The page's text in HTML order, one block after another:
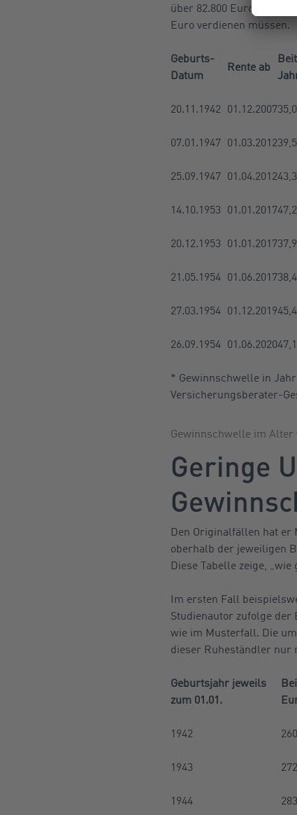
über 82.800 Euro, 2019
Euro verdienen müssen.
Gewinnschwelle im Alter
Geburts-
Datum
Rente ab
* Gewinnschwelle in
Versicherungsberater-
20.11.1942 01.12.2007
07.01.1947 01.03.2012
25.09.1947 01.04.2012
14.10.1953 01.01.2017
20.12.1953 01.01.2017
21.05.1954 01.06.2017
27.03.1954 01.12.2019
26.09.1954 01.06.2020
Geringe
Den Originalfällen hat er
oberhalb der jeweiligen
Diese Tabelle zeige,
Im ersten Fall
Studienautor zufolge der
wie im Musterfall. Die
dieser Ruheständler nur
Geburtsjahr jeweils
zum 01.01.
1942
1943
1944